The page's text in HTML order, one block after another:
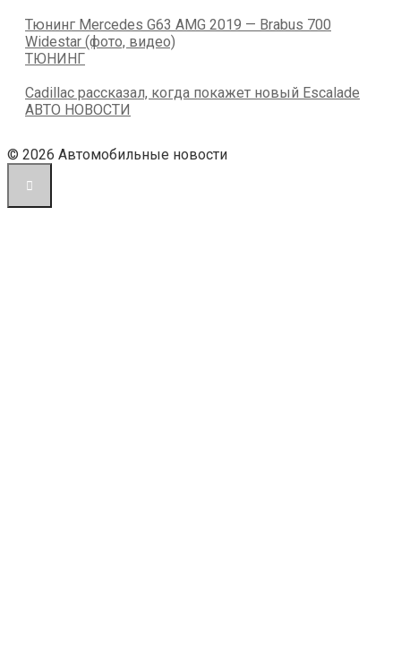
Тюнинг Mercedes G63 AMG 2019 — Brabus 700
Widestar (фото, видео)
ТЮНИНГ
Cadillac рассказал, когда покажет новый Escalade
АВТО НОВОСТИ
© 2026 Автомобильные новости